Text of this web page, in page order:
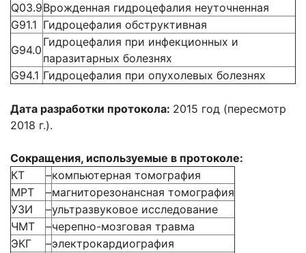
Q03.9Врожденная гидроцефалия неуточненная
G91.1 Гидроцефалия обструктивная
G94.0
Гидроцефалия при инфекционных и
паразитарных болезнях
G94.1 Гидроцефалия при опухолевых болезнях
Дата разработки протокола: 2015 год (пересмотр
2018 г.).
Сокращения, используемые в протоколе:
КТ
–компьютерная томография
МРТ
–магниторезонансная томография
УЗИ
–ультразвуковое исследование
ЧМТ
–черепно-мозговая травма
ЭКГ
–электрокардиография